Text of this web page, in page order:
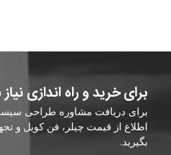
برای خرید و راه اندازی
برای دریافت مشاوره طراحی
اطلاع از قیمت چیلر، فن کویل و
بگیرید.